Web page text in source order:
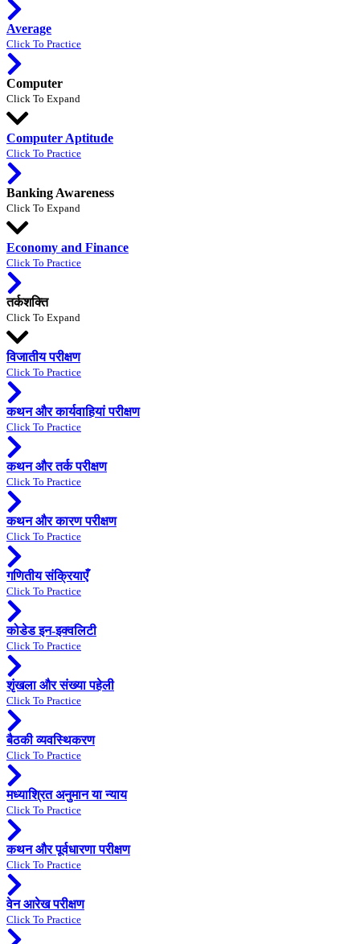
Average
Click To Practice
Computer
Click To Expand
Computer Aptitude
Click To Practice
Banking Awareness
Click To Expand
Economy and Finance
Click To Practice
तर्कशक्ति
Click To Expand
विजातीय परीक्षण
Click To Practice
कथन और कार्यवाहियां परीक्षण
Click To Practice
कथन और तर्क परीक्षण
Click To Practice
कथन और कारण परीक्षण
Click To Practice
गणितीय संक्रियाएँ
Click To Practice
कोडेड इन-इक्वलिटी
Click To Practice
शृंखला और संख्या पहेली
Click To Practice
बैठकी व्यवस्थिकरण
Click To Practice
मध्याश्रित अनुमान या न्याय
Click To Practice
कथन और पूर्वधारणा परीक्षण
Click To Practice
वेन आरेख परीक्षण
Click To Practice